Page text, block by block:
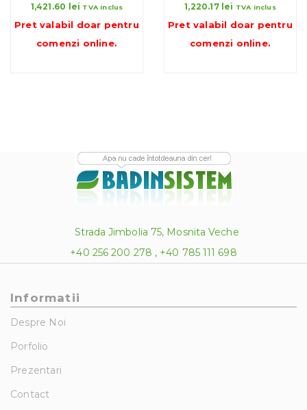
1,421.60 lei TVA inclus
Pret valabil doar pentru
comenzi online.
1,220.17 lei TVA inclus
Pret valabil doar pentru
comenzi online.
Strada Jimbolia 75, Mosnita Veche
+40 256 200 278 , +40 785 111 698
Informatii
Despre Noi
Porfolio
Prezentari
Contact